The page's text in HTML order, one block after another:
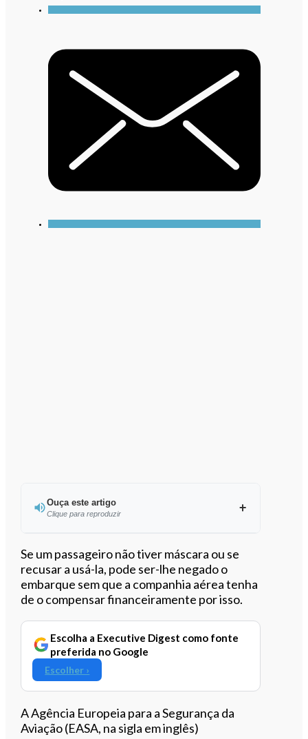
Ouça este artigo
Clique para reproduzir
Ouvir este artigo
Se um passageiro não tiver máscara ou se
recusar a usá-la, pode ser-lhe negado o
embarque sem que a companhia aérea tenha
de o compensar financeiramente por isso.
Escolha a Executive Digest como fonte
preferida no Google
Escolher ›
A Agência Europeia para a Segurança da
Aviação (EASA, na sigla em inglês)